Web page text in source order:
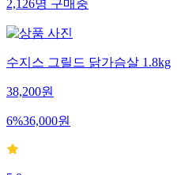
2,126명구매중
수지스 그릴드 닭가슴살 1.8kg
38,200원
6%36,000원